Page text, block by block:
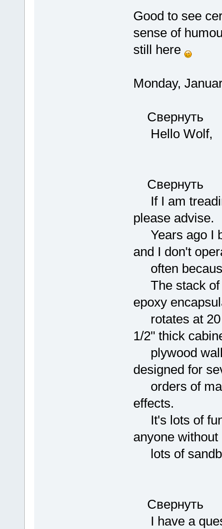
Good to see
sense of
still here
Monday,
Свернуть
Hello Wolf,
Свернуть
If I am
please advise.
Years ago I
and I don't
often
The stack of
epoxy
rotates at 20
1/2" thick
plywood
designed for
orders of
effects.
It's lots of fun
anyone
lots of
Свернуть
I have a